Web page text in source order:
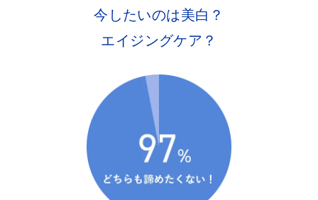
今したいのは美白？
エイジングケア？